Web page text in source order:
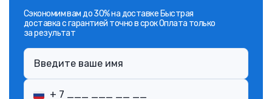
Сэкономим вам до 30% на доставке Быстрая
доставка с гарантией точно в срок Оплата только
за результат